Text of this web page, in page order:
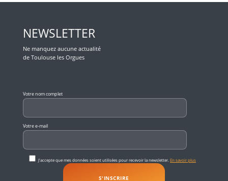
NEWSLETTER
Ne manquez aucune actualité
de Toulouse les Orgues
Votre nom complet
Votre e-mail
J'accepte que mes données soient utilisées pour recevoir la newsletter.En savoir plus